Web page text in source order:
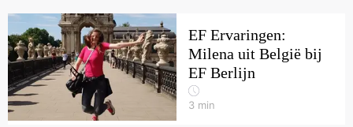
EF Ervaringen:
Milena uit België bij
EF Berlijn
3 min